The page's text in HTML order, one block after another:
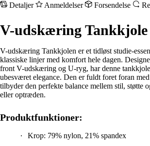
Detaljer Anmeldelser Forsendelse
V-udskæring Tankkjole
V-udskæring Tankkjolen er et tidløst studie-
klassiske linjer med komfort hele dagen.
front V-udskæring og U-ryg, har denne
ubesværet elegance. Den er fuldt foret foran
tilbyder den perfekte balance mellem stil, støtte
eller optræden.
Produktfunktioner:
Krop: 79% nylon, 21% spandex